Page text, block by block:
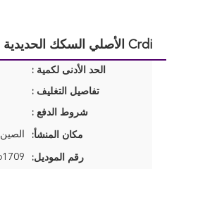
Crdi الأصلي السكك الحديدية المشتركة حاقن فوهة DLLA142P1709 ORTIZ رذاذ زيت الوقود فوهة الكمون 4940640
الحد الأدنى لكمية :
تفاصيل التغليف :
شروط الدفع :
مكان المنشأ: الصين
رقم الموديل: